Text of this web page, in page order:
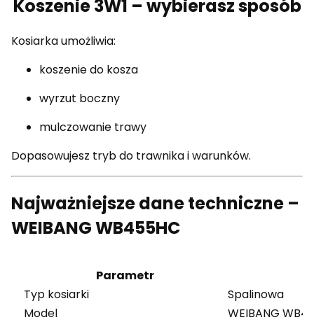
Koszenie 3W1 – wybierasz sposób
Kosiarka umożliwia:
koszenie do kosza
wyrzut boczny
mulczowanie trawy
Dopasowujesz tryb do trawnika i warunków.
Najważniejsze dane techniczne –
WEIBANG WB455HC
Parametr
Typ kosiarki
Spalinowa
Model
WEIBANG